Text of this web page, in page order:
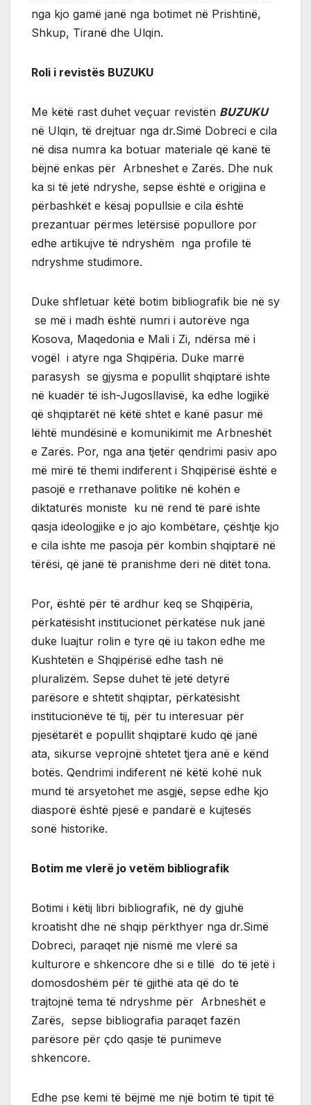
nga kjo gamë janë nga botimet në Prishtinë,
Shkup, Tiranë dhe Ulqin.
Roli i revistës BUZUKU
Me këtë rast duhet veçuar revistën BUZUKU
në Ulqin, të drejtuar nga dr.Simë Dobreci e cila
në disa numra ka botuar materiale që kanë të
bëjnë enkas për Arbneshet e Zarës. Dhe nuk
ka si të jetë ndryshe, sepse është e origjina e
përbashkët e kësaj popullsie e cila është
prezantuar përmes letërsisë popullore por
edhe artikujve të ndryshëm nga profile të
ndryshme studimore.
Duke shfletuar këtë botim bibliografik bie në sy
se më i madh është numri i autorëve nga
Kosova, Maqedonia e Mali i Zi, ndërsa më i
vogël i atyre nga Shqipëria. Duke marrë
parasysh se gjysma e popullit shqiptarë ishte
në kuadër të ish-Jugosllavisë, ka edhe logjikë
që shqiptarët në këtë shtet e kanë pasur më
lëhtë mundësinë e komunikimit me Arbneshët
e Zarës. Por, nga ana tjetër qendrimi pasiv apo
më mirë të themi indiferent i Shqipërisë është e
pasojë e rrethanave politike në kohën e
diktaturës moniste ku në rend të parë ishte
qasja ideologjike e jo ajo kombëtare, çështje kjo
e cila ishte me pasoja për kombin shqiptarë në
tërësi, që janë të pranishme deri në ditët tona.
Por, është për të ardhur keq se Shqipëria,
përkatësisht institucionet përkatëse nuk janë
duke luajtur rolin e tyre që iu takon edhe me
Kushtetën e Shqipërisë edhe tash në
pluralizëm. Sepse duhet të jetë detyrë
parësore e shtetit shqiptar, përkatësisht
institucionëve të tij, për tu interesuar për
pjesëtarët e popullit shqiptarë kudo që janë
ata, sikurse veprojnë shtetet tjera anë e kënd
botës. Qendrimi indiferent në këtë kohë nuk
mund të arsyetohet me asgjë, sepse edhe kjo
diasporë është pjesë e pandarë e kujtesës
sonë historike.
Botim me vlerë jo vetëm bibliografik
Botimi i këtij libri bibliografik, në dy gjuhë
kroatisht dhe në shqip përkthyer nga dr.Simë
Dobreci, paraqet një nismë me vlerë sa
kulturore e shkencore dhe si e tillë do të jetë i
domosdoshëm për të gjithë ata që do të
trajtojnë tema të ndryshme për Arbneshët e
Zarës, sepse bibliografia paraqet fazën
parësore për çdo qasje të punimeve
shkencore.
Edhe pse kemi të bëjmë me një botim të tipit të